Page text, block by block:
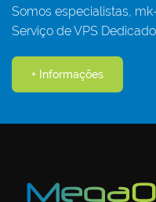
Somos especialistas,
Serviço de VPS
+ Informações